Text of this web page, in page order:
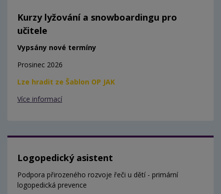
Kurzy lyžování a snowboardingu pro
učitele
Vypsány nové termíny
Prosinec 2026
Lze hradit ze Šablon OP JAK
Více informací
Logopedický asistent
Podpora přirozeného rozvoje řeči u dětí - primární
logopedická prevence